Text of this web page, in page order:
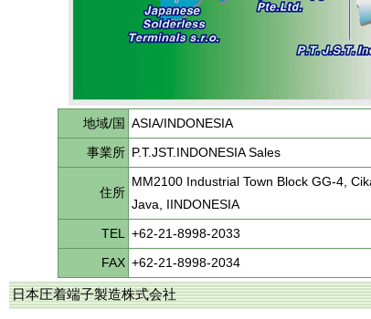
地域/国 ASIA/INDONESIA
事業所 P.T.JST.INDONESIA Sales
住所
MM2100 Industrial Town Block GG-4,
Java, IINDONESIA
TEL
+62-21-8998-2033
FAX +62-21-8998-2034
日本圧着端子製造株式会社